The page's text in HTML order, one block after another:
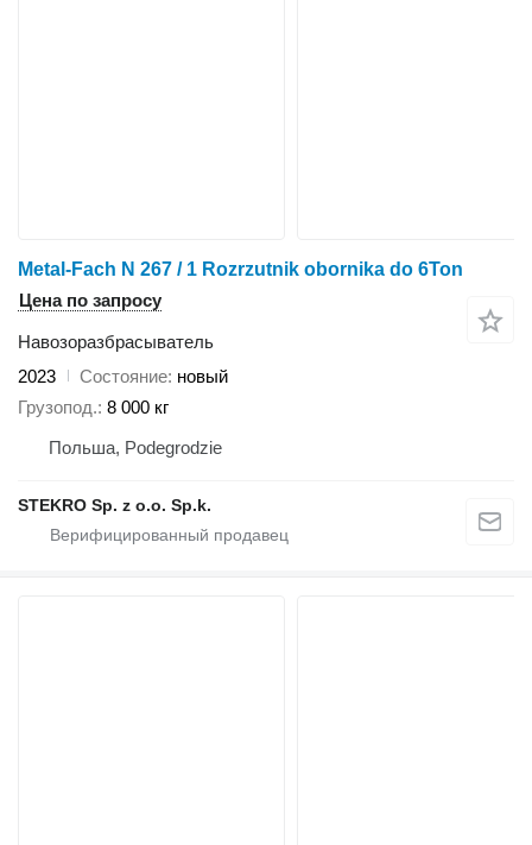
Metal-Fach N 267 / 1 Rozrzutnik obornika do 6Ton
Цена по запросу
Навозоразбрасыватель
2023
Состояние новый
Грузопод. 8 000 кг
Польша, Podegrodzie
STEKRO Sp. z o.o. Sp.k.